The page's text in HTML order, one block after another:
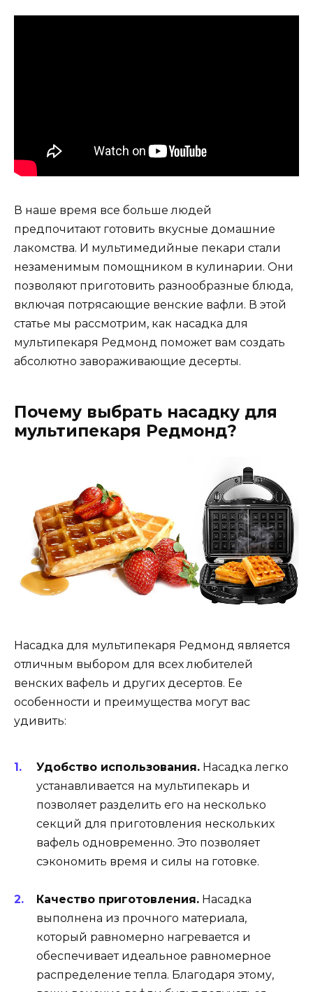
В наше время все больше людей
предпочитают готовить вкусные домашние
лакомства. И мультимедийные пекари стали
незаменимым помощником в кулинарии. Они
позволяют приготовить разнообразные блюда,
включая потрясающие венские вафли. В этой
статье мы рассмотрим, как насадка для
мультипекаря Редмонд поможет вам создать
абсолютно завораживающие десерты.
Почему выбрать насадку для
мультипекаря Редмонд?
Насадка для мультипекаря Редмонд является
отличным выбором для всех любителей
венских вафель и других десертов. Ее
особенности и преимущества могут вас
удивить:
Удобство использования. Насадка легко
устанавливается на мультипекарь и
позволяет разделить его на несколько
секций для приготовления нескольких
вафель одновременно. Это позволяет
сэкономить время и силы на готовке.
Качество приготовления. Насадка
выполнена из прочного материала,
который равномерно нагревается и
обеспечивает идеальное равномерное
распределение тепла. Благодаря этому,